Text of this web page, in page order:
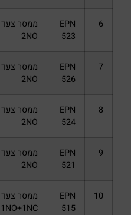
EPN
523
ממסר צעד
2NO
EPN
526
ממסר צעד
2NO
EPN
524
ממסר צעד
2NO
EPN
521
ממסר צעד
2NO
10
EPN
515
ממסר צעד
1NO+1NC